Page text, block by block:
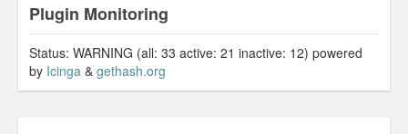
Plugin Monitoring
Status: WARNING (all: 33 active: 21 inactive: 12) powered
by Icinga & gethash.org